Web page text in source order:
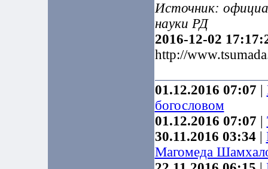
Источник:
науки РД
2016-12-02
http://
01.12.2016 07:07 |
богословом
01.12.2016 07:07 |
30.11.2016 03:34 |
Магомеда